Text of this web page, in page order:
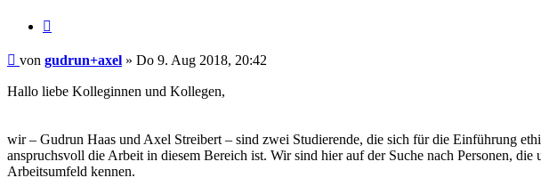
Beitrag
von gudrun+axel » Do 9. Aug 2018, 20:42
Hallo liebe Kolleginnen und Kollegen,
wir – Gudrun Haas und Axel Streibert – sind zwei Studierende, die sich für die Einführung
anspruchsvoll die Arbeit in diesem Bereich ist. Wir sind hier auf der Suche nach Personen,
Arbeitsumfeld kennen.